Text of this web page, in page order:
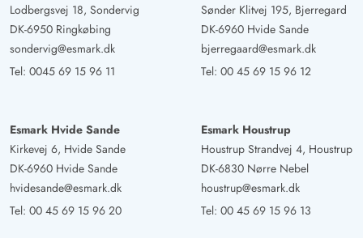
Lodbergsvej 18, Sondervig
DK-6950 Ringkøbing
sondervig@esmark.dk
Tel: 0045 69 15 96 11
Sønder Klitvej 195, Bjerregard
DK-6960 Hvide Sande
bjerregaard@esmark.dk
Tel: 00 45 69 15 96 12
Esmark Hvide Sande
Kirkevej 6, Hvide Sande
DK-6960 Hvide Sande
hvidesande@esmark.dk
Tel: 00 45 69 15 96 20
Esmark Houstrup
Houstrup Strandvej 4, Houstrup
DK-6830 Nørre Nebel
houstrup@esmark.dk
Tel: 00 45 69 15 96 13